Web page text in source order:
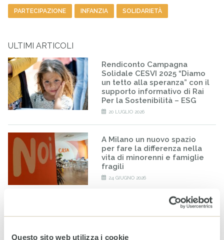
Questo sito web utilizza i cookie
Tag
PARTECIPAZIONE INFANZIA SOLIDARIETÀ
ULTIMI ARTICOLI
Rendiconto Campagna
Solidale CESVI 2025 “Diamo
un tetto alla speranza” con il
supporto informativo di Rai
Per la Sostenibilità – ESG
20 LUGLIO 2026
A Milano un nuovo spazio
per fare la differenza nella
vita di minorenni e famiglie
fragili
24 GIUGNO 2026
Bilancio CESVI 2025. Il bene
fatto per bene.